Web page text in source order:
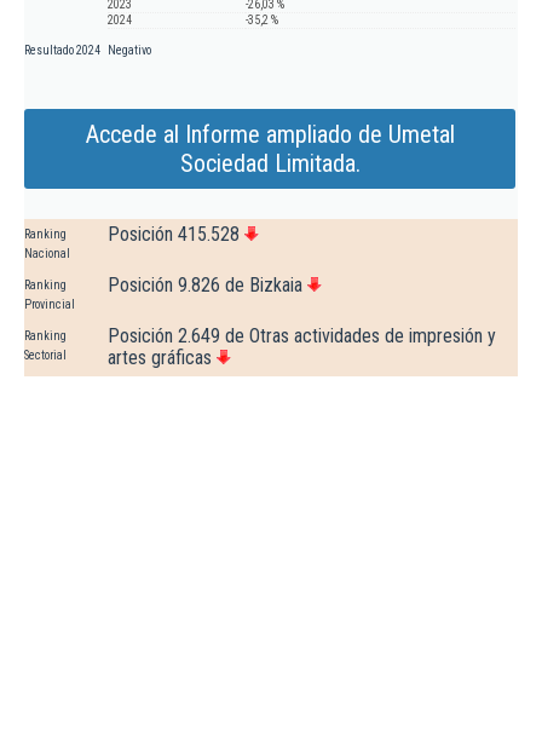
2023
-26,03 %
2024
-35,2 %
Resultado 2024 Negativo
Accede al Informe ampliado de Umetal
Sociedad Limitada.
Ranking
Nacional
Posición 415.528
Ranking
Provincial
Posición 9.826 de Bizkaia
Ranking
Sectorial
Posición 2.649 de Otras actividades de impresión y
artes gráficas